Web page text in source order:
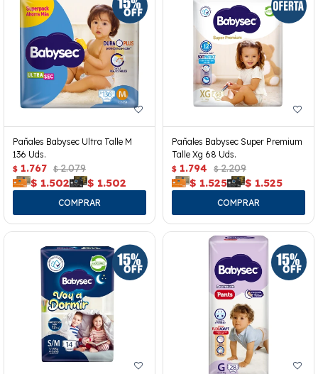
Pañales Babysec Ultra Talle M
136 Uds.
$ 1.767 $ 2.079
$ 1.502 $ 1.502
Pañales Babysec Super Premium
Talle Xg 68 Uds.
$ 1.794 $ 2.209
$ 1.525 $ 1.525